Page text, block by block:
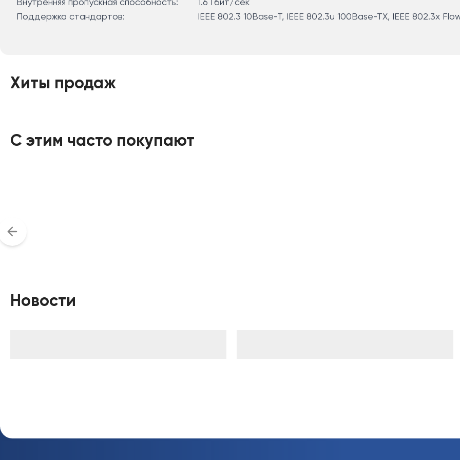
Внутренняя пропускная способность:
1.6 Гбит/сек
Поддержка стандартов:
IEEE 802.3 10Base-T, IEEE 802.3u 100Base-TX, IEEE 802.3x
Хиты продаж
С этим часто покупают
Новости